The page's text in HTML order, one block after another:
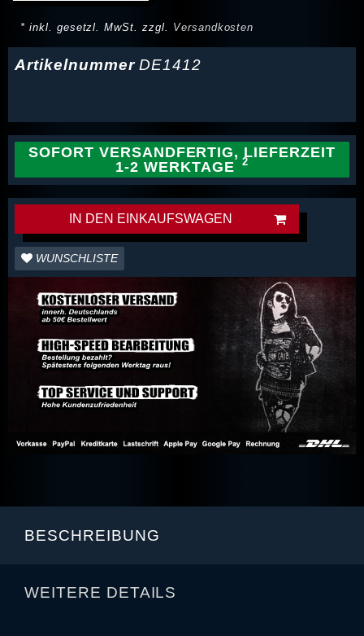
* inkl. gesetzl. MwSt. zzgl. Versandkosten
ArtikelnummerDE1412
SOFORT VERSANDFERTIG, LIEFERZEIT
1-2 WERKTAGE
IN DEN EINKAUFSWAGEN
WUNSCHLISTE
BESCHREIBUNG
WEITERE DETAILS